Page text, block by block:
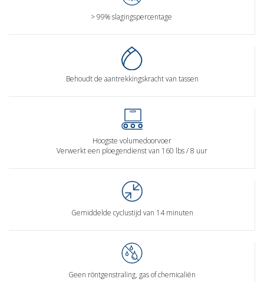
> 99% slagingspercentage
Behoudt de aantrekkingskracht van tassen
Hoogste volumedoorvoer
Verwerkt een ploegendienst van 160 lbs / 8 uur
Gemiddelde cyclustijd van 14 minuten
Geen röntgenstraling, gas of chemicaliën